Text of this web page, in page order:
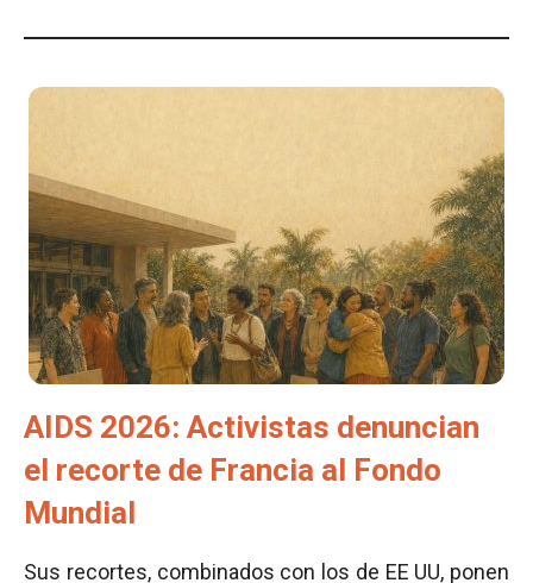
AIDS 2026: Activistas denuncian
el recorte de Francia al Fondo
Mundial
Sus recortes, combinados con los de EE UU, ponen